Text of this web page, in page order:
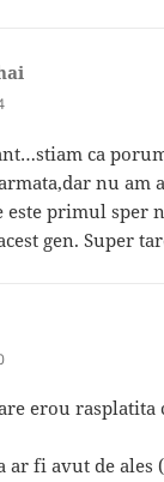
ca
nu am
este primul sper
gen. Super
erou rasplatita
ar fi avut de ales